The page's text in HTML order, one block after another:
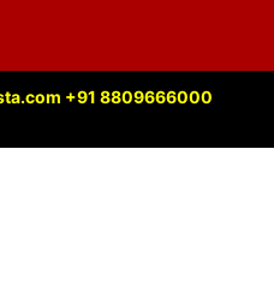
+91 8809666000